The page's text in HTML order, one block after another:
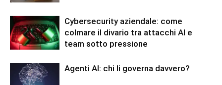
Cybersecurity aziendale: come
colmare il divario tra attacchi AI e
team sotto pressione
Agenti AI: chi li governa davvero?